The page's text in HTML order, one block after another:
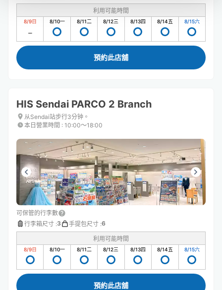
利用可能時間
8/9日 8/10一 8/11二 8/12三 8/13四 8/14五 8/15六
預約此店舖
HIS Sendai PARCO 2 Branch
从Sendai站步行3分钟。
本日營業時間 : 10:00〜18:00
可保管的行李數
行李箱尺寸 :3 手提包尺寸 :6
利用可能時間
8/9日 8/10一 8/11二 8/12三 8/13四 8/14五 8/15六
預約此店舖